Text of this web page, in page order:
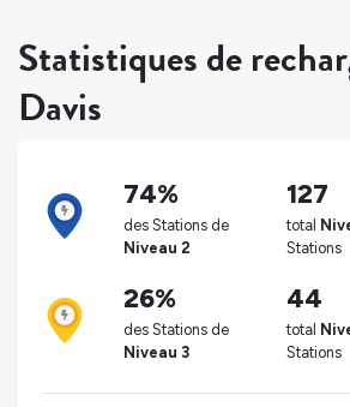
Statistiques de
Davis
74%
des Stations de
Niveau 2
127
total
Stations
26%
des Stations de
Niveau 3
44
total
Stations